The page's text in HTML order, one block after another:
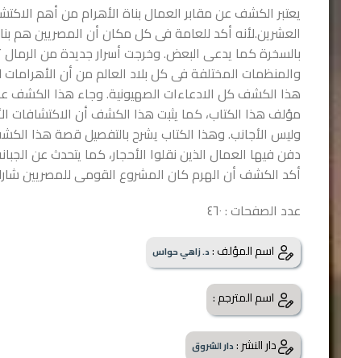
يعتبر الكشف عن مقابر العمال بناة الأهرام من أهم
العشرين.لأنه أكد للعامة فى كل مكان أن المصريين هم
بالسخرة كما يدعى البعض. وخرجت أسرار جديدة من الرمال
والمنظمات المختلفة فى كل بلاد العالم من أن
هذا الكشف كل الادعاءات الصهيونية. وجاء هذا الكشف
مؤلف هذا الكتاب، كما يثبت هذا الكشف أن الاكتشافات
وليس الأجانب. وهذا الكتاب يشرح بالتفصيل قصة هذا
دفن فيها العمال الذين نقلوا الأحجار، كما يتحدث عن
أكد الكشف أن الهرم كان المشروع القومى للمصريين
عدد الصفحات : ٤٦٠
اسم المؤلف :د. زاهي حواس
اسم المترجم :
دار النشر :دار الشروق